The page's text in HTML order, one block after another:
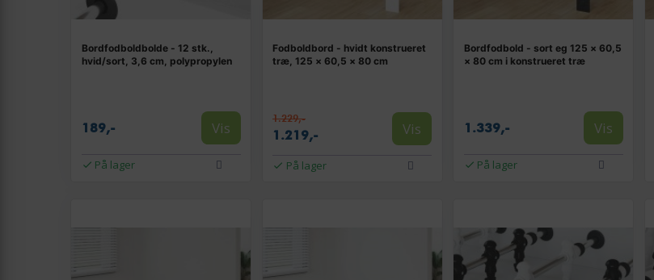
Bordfodboldbolde - 12 stk.,
hvid/sort, 3,6 cm, polypropylen
189,- Vis
På lager
Fodboldbord - hvidt konstrueret
træ, 125 × 60,5 × 80 cm
1.229,-
1.219,- Vis
På lager
Bordfodbold - sort eg 125 × 60,5
× 80 cm i konstrueret træ
1.339,- Vis
På lager